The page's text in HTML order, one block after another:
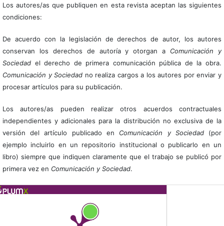
Los autores/as que publiquen en esta revista aceptan las siguientes
condiciones:
De acuerdo con la legislación de derechos de autor, los autores
conservan los derechos de autoría y otorgan a Comunicación y
Sociedadel derecho de primera comunicación pública de la obra.
Comunicación y Sociedad no realiza cargos a los autores por enviar y
procesar artículos para su publicación.
Los autores/as pueden realizar otros acuerdos contractuales
independientes y adicionales para la distribución no exclusiva de la
versión del artículo publicado en Comunicación y Sociedad(por
ejemplo incluirlo en un repositorio institucional o publicarlo en un
libro) siempre que indiquen claramente que el trabajo se publicó por
primera vez en Comunicación y Sociedad.